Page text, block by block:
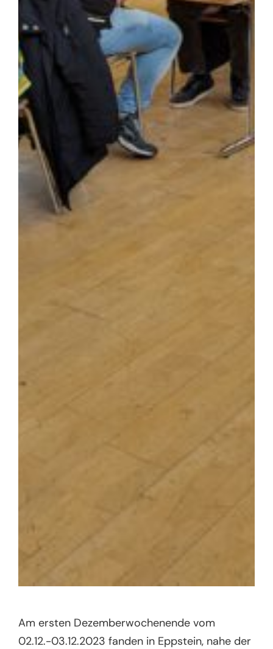
Am ersten Dezemberwochenende vom
02.12.-03.12.2023 fanden in Eppstein, nahe der